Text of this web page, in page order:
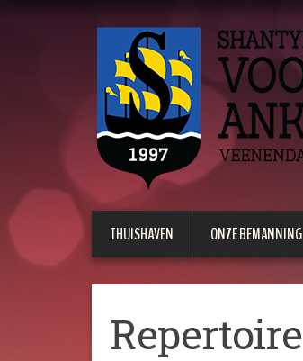
THUISHAVEN ONZE BEMANNING
Repertoire